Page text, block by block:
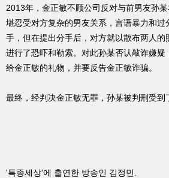
2013年，金正敏不顾公司反对与前男友孙
堪忍受对方复杂的男友关系，言语暴力和过
手，但在提出分手后，对方就以散布两人
进行了恐吓和勒索。对此孙某否认敲诈嫌疑
给金正敏的礼物，并要反告金正敏诈骗。
最终，经判决金正敏无罪，孙某被判刑受到
'특종세상'에 출연한 방송인 김정민.